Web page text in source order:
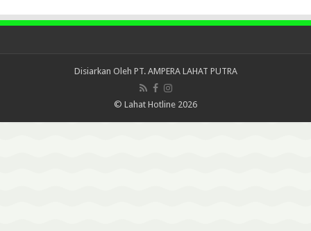
Disiarkan Oleh PT. AMPERA LAHAT PUTRA
© Lahat Hotline 2026